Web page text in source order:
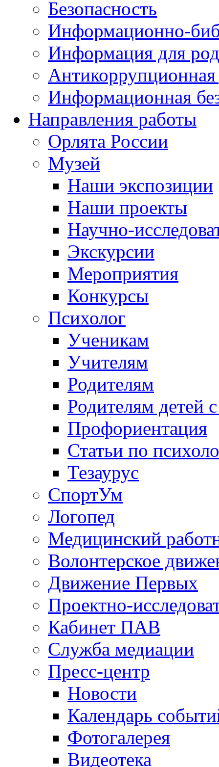
Безопасность
Информационно-
Информация для
Антикоррупционная
Информационная
Направления работы
Орлята России
Музей
Наши экспозиции
Наши проекты
Научно-
Экскурсии
Мероприятия
Конкурсы
Психолог
Ученикам
Учителям
Родителям
Родителям детей
Профориентация
Статьи по
Тезаурус
СпортУм
Логопед
Медицинский
Волонтерское
Движение Первых
Проектно-
Кабинет ПАВ
Служба медиации
Пресс-центр
Новости
Календарь
Фотогалерея
Видеотека